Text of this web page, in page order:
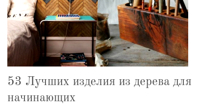
53 Лучших изделия из дерева для
начинающих